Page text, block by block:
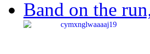
Band on the